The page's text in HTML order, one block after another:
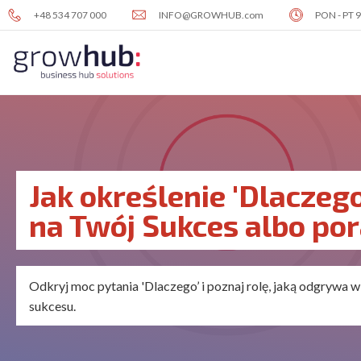
Skip
to
content
+48 534 707 000 INFO@GROWHUB.com PON - PT
Obszary
działalności
Posiadamy doświadczenie w 3
kluczowych obszarach dla
rozwoju Twojej firmy i zespołu
Jak określenie
na Twój Sukces albo
Odkryj moc pytania 'Dlaczego’ i poznaj rolę, jaką odgrywa
sukcesu.